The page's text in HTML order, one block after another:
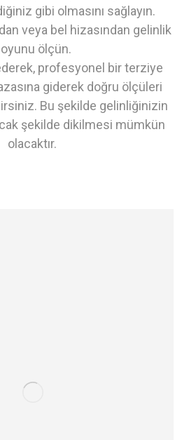
gibi olmasını sağlayın.
veya bel hizasından gelinlik
ölçün.
profesyonel bir terziye
giderek doğru ölçüleri
Bu şekilde gelinliğinizin
şekilde dikilmesi mümkün
olacaktır.